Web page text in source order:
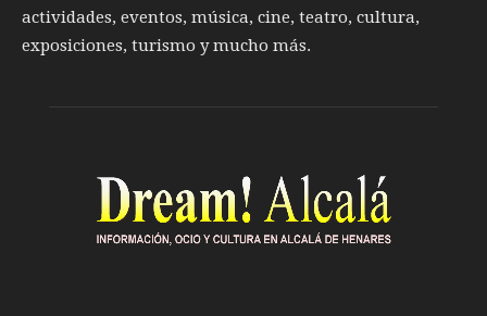
actividades, eventos, música, cine, teatro, cultura,
exposiciones, turismo y mucho más.